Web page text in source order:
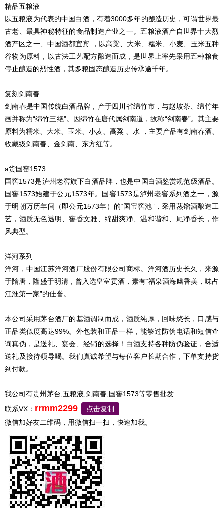
精品五粮液
以五粮液为代表的中国白酒，有着3000多年的酿造历史，可谓世界最
古老、最具神秘特征的食品制造产业之一。五粮液酒产自世界十大烈
酒产区之一、中国酒都宜宾 ，以高粱、大米、糯米、小麦、玉米五种
谷物为原料，以古法工艺配方酿造而成，是世界上率先采用五种粮食
停止酿造的烈性酒，其多粮固态酿造历史传承逾千年。
复刻剑南春
剑南春是中国传统白酒品牌，产于四川省绵竹市，与赵坡茶、绵竹年
画并称为“绵竹三绝"。因绵竹在唐代属剑南道，故称“剑南春”。其主要
原料为糯米、大米、玉米、小麦、高粱 、水 ，主要产品有剑南春酒、
收藏级剑南春、金剑南、东方红等。
a货国窑1573
国窖1573是泸州老窖旗下白酒品牌，也是中国白酒鉴赏规范级酒品。
国窖1573始建于公元1573年。国窖1573是泸州老窖系列酒之一，源
于明朝万历年间（即公元1573年）的“国宝窖池”，采用蒸馏酒酿造工
艺，酒质无色透明、窖香文雅、绵甜爽净、温和谐和、尾净香长，作
风典型。
洋河系列
洋河，中国江苏洋河酒厂股份有限公司商标。洋河酒历史长久，来源
于隋唐，隆盛于明清，曾入选皇室贡酒，素有“福泉酒海幽香美，味占
江淮第一家”的佳誉。
本公司采用茅台酒厂的基酒调制而成，酒质纯厚，回味悠长，口感与
正品类似度高达99%。外包装和正品一样，能够过防伪电话和短信查
询真伪，是送礼、宴会、经销的选择！白酒支持各种防伪验证，合适
送礼及接待领导喝。我们真诚希望与每位客户长期合作，下单支持货
到付款。
我公司有贵州茅台,五粮液,剑南春,国窖1573等零售批发
联系VX： rrmm2299
点击复制
微信加好友二维码，用微信扫一扫，快速加我。